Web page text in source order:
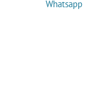
Whatsapp